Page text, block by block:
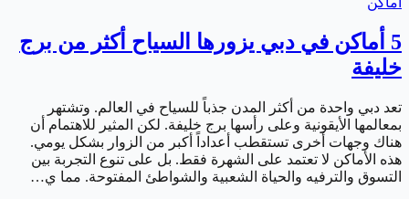
5 أماكن في دبي يزورها السياح أكثر من برج
خليفة
تعد دبي واحدة من أكثر المدن جذباً للسياح في العالم. وتشتهر
بمعالمها الأيقونية وعلى رأسها برج خليفة. لكن المثير للاهتمام أن
هناك وجهات أخرى تستقطب أعداداً أكبر من الزوار بشكل يومي.
هذه الأماكن لا تعتمد على الشهرة فقط. بل على تنوع التجربة بين
التسوق والترفيه والحياة الشعبية والشواطئ المفتوحة. مما ي…